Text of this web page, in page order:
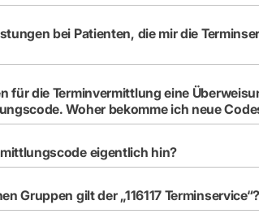
bei Patienten, die mir die
für die Terminvermittlung eine
Woher bekomme ich neue
eigentlich hin?
Gruppen gilt der „116117